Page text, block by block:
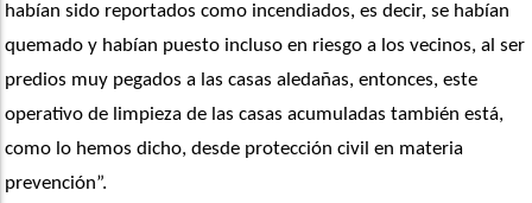
habían sido reportados como incendiados, es decir, se habían
quemado y habían puesto incluso en riesgo a los vecinos, al ser
predios muy pegados a las casas aledañas, entonces, este
operativo de limpieza de las casas acumuladas también está,
como lo hemos dicho, desde protección civil en materia
prevención”.